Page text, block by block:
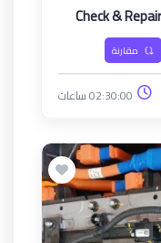
Check &
مقارنة
02:30:00 ساعات